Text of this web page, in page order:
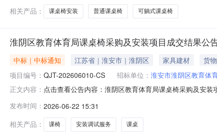
相关产品：
课桌椅安装 普通课桌椅 可躺式课桌椅
淮阴区教育体育局课桌椅采购及安装项目成交结果公
中标｜中标通知 江苏省｜淮安市｜淮阴区 家具建材
货物
项目编号： QJT-202606010-CS 招标单位： 淮安市淮阴区教育体
正文内容： 点击查看公告内容：淮阴区教育体育局课桌椅采购及安装
发布时间： 2026-06-22 15:31
相关产品：
课椅 安装调试服务 课桌